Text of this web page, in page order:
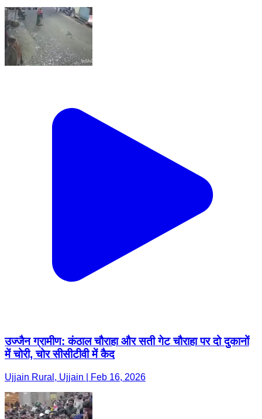
उज्जैन ग्रामीण: कंठाल चौराहा और सती गेट चौराहा पर दो दुकानों
में चोरी, चोर सीसीटीवी में कैद
Ujjain Rural, Ujjain | Feb 16, 2026